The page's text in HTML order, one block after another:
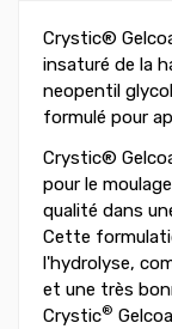
Crystic®
insaturé de la
neopentil
formulé pour
Crystic®
pour le
qualité dans
Cette
l'hydrolyse,
et une très
Crystic®